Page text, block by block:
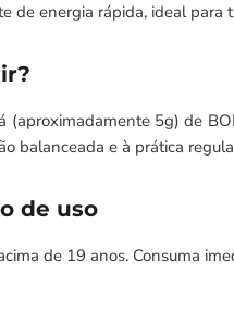
de energia rápida, ideal para
(aproximadamente 5g) de
balanceada e à prática
de uso
de 19 anos. Consuma